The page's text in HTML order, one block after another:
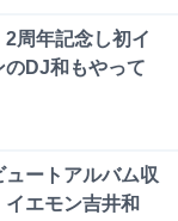
2周年記念し初イ
DJ和もやって
ュートアルバム収
エモン吉井和